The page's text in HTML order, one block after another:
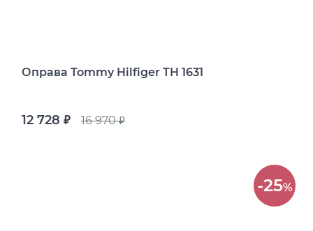
Оправа Tommy Hilfiger TH 1631
12 728 руб. 16 970руб.
-25%